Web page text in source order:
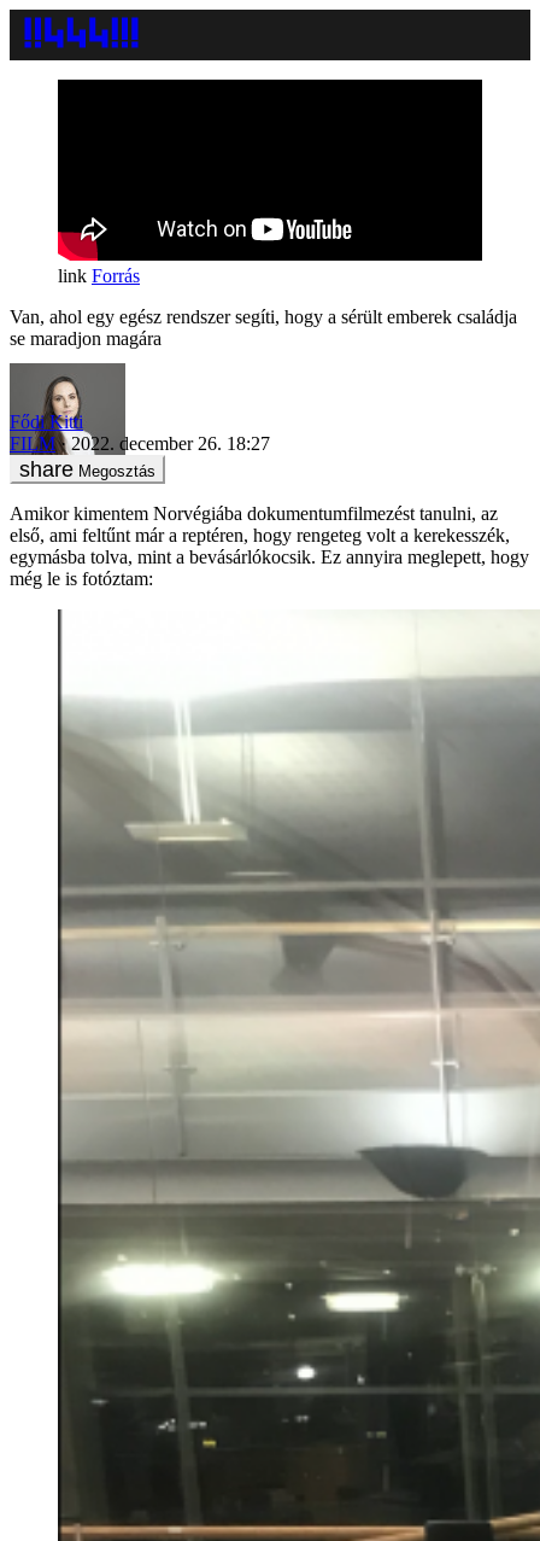
Forrás
Van, ahol egy egész rendszer segíti, hogy a sérült emberek családja
se maradjon magára
Fődi Kitti
FILM
2022. december 26. 18:27
Megosztás
Amikor kimentem Norvégiába dokumentumfilmezést tanulni, az
első, ami feltűnt már a reptéren, hogy rengeteg volt a kerekesszék,
egymásba tolva, mint a bevásárlókocsik. Ez annyira meglepett, hogy
még le is fotóztam: